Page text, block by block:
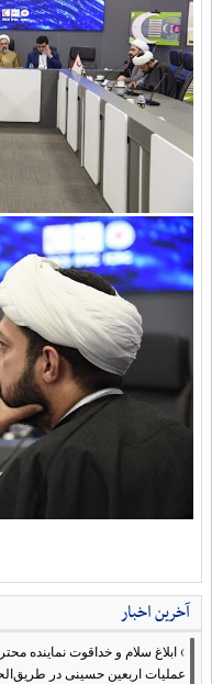
آخرین اخبار
› ابلاغ سلام و خداقوت نماینده
عملیات اربعین حسینی در